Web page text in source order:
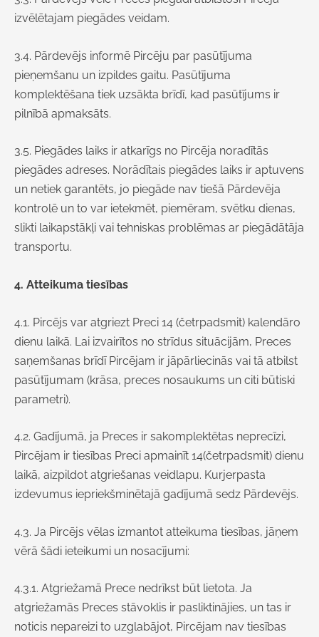
izvēlētajam piegādes veidam.
3.4. Pārdevējs informē Pircēju par pasūtījuma
pieņemšanu un izpildes gaitu. Pasūtījuma
komplektēšana tiek uzsākta brīdī, kad pasūtījums ir
pilnībā apmaksāts.
3.5. Piegādes laiks ir atkarīgs no Pircēja noradītās
piegādes adreses. Norādītais piegādes laiks ir aptuvens
un netiek garantēts, jo piegāde nav tiešā Pārdevēja
kontrolē un to var ietekmēt, piemēram, svētku dienas,
slikti laikapstākļi vai tehniskas problēmas ar piegādātāja
transportu.
4. Atteikuma tiesības
4.1. Pircējs var atgriezt Preci 14 (četrpadsmit) kalendāro
dienu laikā. Lai izvairītos no strīdus situācijām, Preces
saņemšanas brīdī Pircējam ir jāpārliecinās vai tā atbilst
pasūtījumam (krāsa, preces nosaukums un citi būtiski
parametri).
4.2. Gadījumā, ja Preces ir sakomplektētas neprecīzi,
Pircējam ir tiesības Preci apmainīt 14(četrpadsmit) dienu
laikā, aizpildot atgriešanas veidlapu. Kurjerpasta
izdevumus iepriekšminētajā gadījumā sedz Pārdevējs.
4.3. Ja Pircējs vēlas izmantot atteikuma tiesības, jāņem
vērā šādi ieteikumi un nosacījumi:
4.3.1. Atgriežamā Prece nedrīkst būt lietota. Ja
atgriežamās Preces stāvoklis ir pasliktinājies, un tas ir
noticis nepareizi to uzglabājot, Pircējam nav tiesības